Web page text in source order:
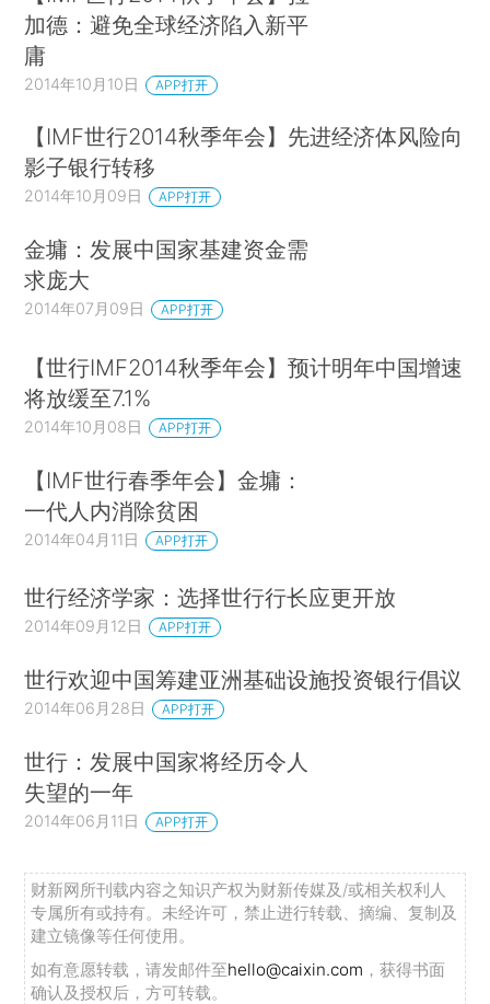
加德：避免全球经济陷入新平
庸
2014年10月10日 APP打开
【IMF世行2014秋季年会】先进经济体风险向
影子银行转移
2014年10月09日 APP打开
金墉：发展中国家基建资金需
求庞大
2014年07月09日 APP打开
【世行IMF2014秋季年会】预计明年中国增速
将放缓至7.1%
2014年10月08日 APP打开
【IMF世行春季年会】金墉：
一代人内消除贫困
2014年04月11日 APP打开
世行经济学家：选择世行行长应更开放
2014年09月12日 APP打开
世行欢迎中国筹建亚洲基础设施投资银行倡议
2014年06月28日 APP打开
世行：发展中国家将经历令人
失望的一年
2014年06月11日 APP打开
财新网所刊载内容之知识产权为财新传媒及/或相关权利人
专属所有或持有。未经许可，禁止进行转载、摘编、复制及
建立镜像等任何使用。
如有意愿转载，请发邮件至hello@caixin.com ，获得书面
确认及授权后，方可转载。